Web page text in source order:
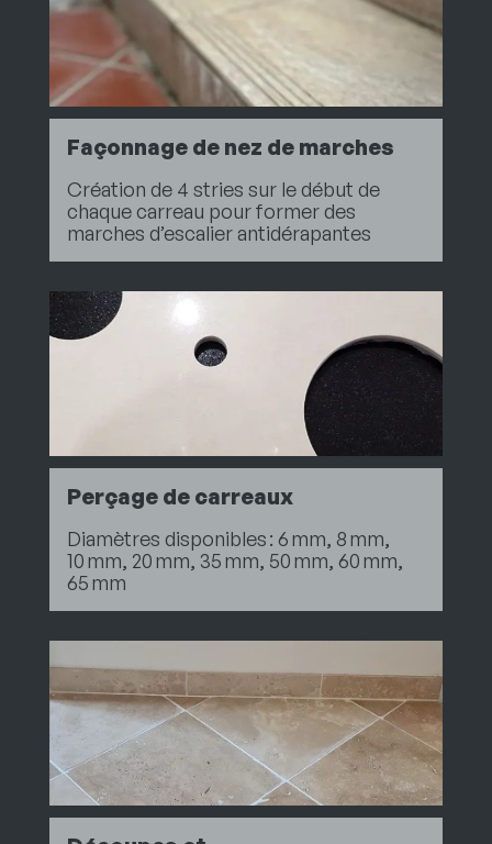
Façonnage de nez de marches
Création de 4 stries sur le début de
chaque carreau pour former des
marches d’escalier antidérapantes
Perçage de carreaux
Diamètres disponibles : 6 mm, 8 mm,
10 mm, 20 mm, 35 mm, 50 mm, 60 mm,
65 mm